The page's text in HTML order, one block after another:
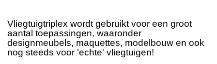
Vliegtuigtriplex wordt gebruikt voor een groot
aantal toepassingen, waaronder
designmeubels, maquettes, modelbouw en ook
nog steeds voor 'echte' vliegtuigen!